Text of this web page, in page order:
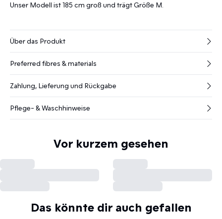
Unser Modell ist 185 cm groß und trägt Größe M.
Über das Produkt
Preferred fibres & materials
Zahlung, Lieferung und Rückgabe
Pflege- & Waschhinweise
Vor kurzem gesehen
Das könnte dir auch gefallen